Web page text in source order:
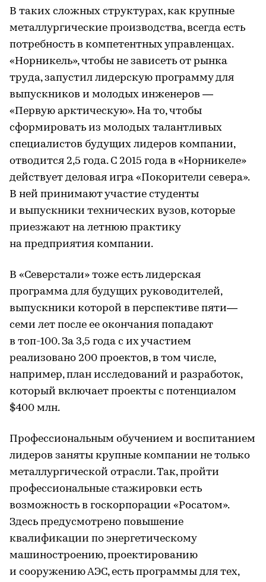
В таких сложных структурах, как крупные
металлургические производства, всегда есть
потребность в компетентных управленцах.
«Норникель», чтобы не зависеть от рынка
труда, запустил лидерскую программу для
выпускников и молодых инженеров —
«Первую арктическую». На то, чтобы
сформировать из молодых талантливых
специалистов будущих лидеров компании,
отводится 2,5 года. С 2015 года в «Норникеле»
действует деловая игра «Покорители севера».
В ней принимают участие студенты
и выпускники технических вузов, которые
приезжают на летнюю практику
на предприятия компании.
В «Северстали» тоже есть лидерская
программа для будущих руководителей,
выпускники которой в перспективе пяти—
семи лет после ее окончания попадают
в топ-100. За 3,5 года с их участием
реализовано 200 проектов, в том числе,
например, план исследований и разработок,
который включает проекты с потенциалом
$400 млн.
Профессиональным обучением и воспитанием
лидеров заняты крупные компании не только
металлургической отрасли. Так, пройти
профессиональные стажировки есть
возможность в госкорпорации «Росатом».
Здесь предусмотрено повышение
квалификации по энергетическому
машиностроению, проектированию
и сооружению АЭС, есть программы для тех,